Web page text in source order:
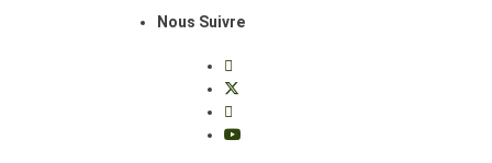
Nous Suivre